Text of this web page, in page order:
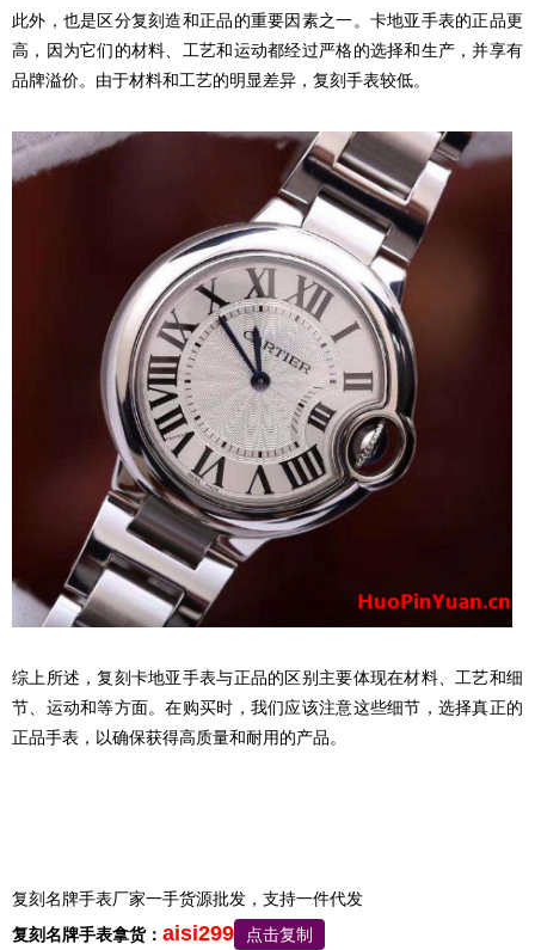
此外，也是区分复刻造和正品的重要因素之一。卡地亚手表的正品更
高，因为它们的材料、工艺和运动都经过严格的选择和生产，并享有
品牌溢价。由于材料和工艺的明显差异，复刻手表较低。
综上所述，复刻卡地亚手表与正品的区别主要体现在材料、工艺和细
节、运动和等方面。在购买时，我们应该注意这些细节，选择真正的
正品手表，以确保获得高质量和耐用的产品。
复刻名牌手表厂家一手货源批发，支持一件代发
复刻名牌手表拿货： aisi299 点击复制